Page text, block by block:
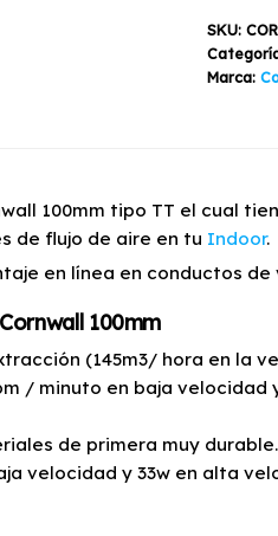
SKU:
Marca:
100mm tipo TT el cual
de flujo de aire en tu Indoor.
en línea en conductos
100mm
(145m3/ hora en la
/ minuto en baja
de primera muy durable.
velocidad y 33w en alta